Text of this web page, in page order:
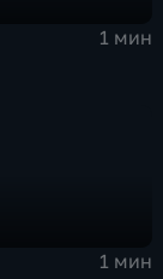
1 мин
1 мин